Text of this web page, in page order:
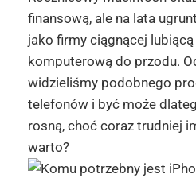
finansową, ale na lata
jako firmy ciągnącej
komputerową do przodu.
widzieliśmy podobnego
telefonów i być może
rosną, choć coraz trudniej
warto?